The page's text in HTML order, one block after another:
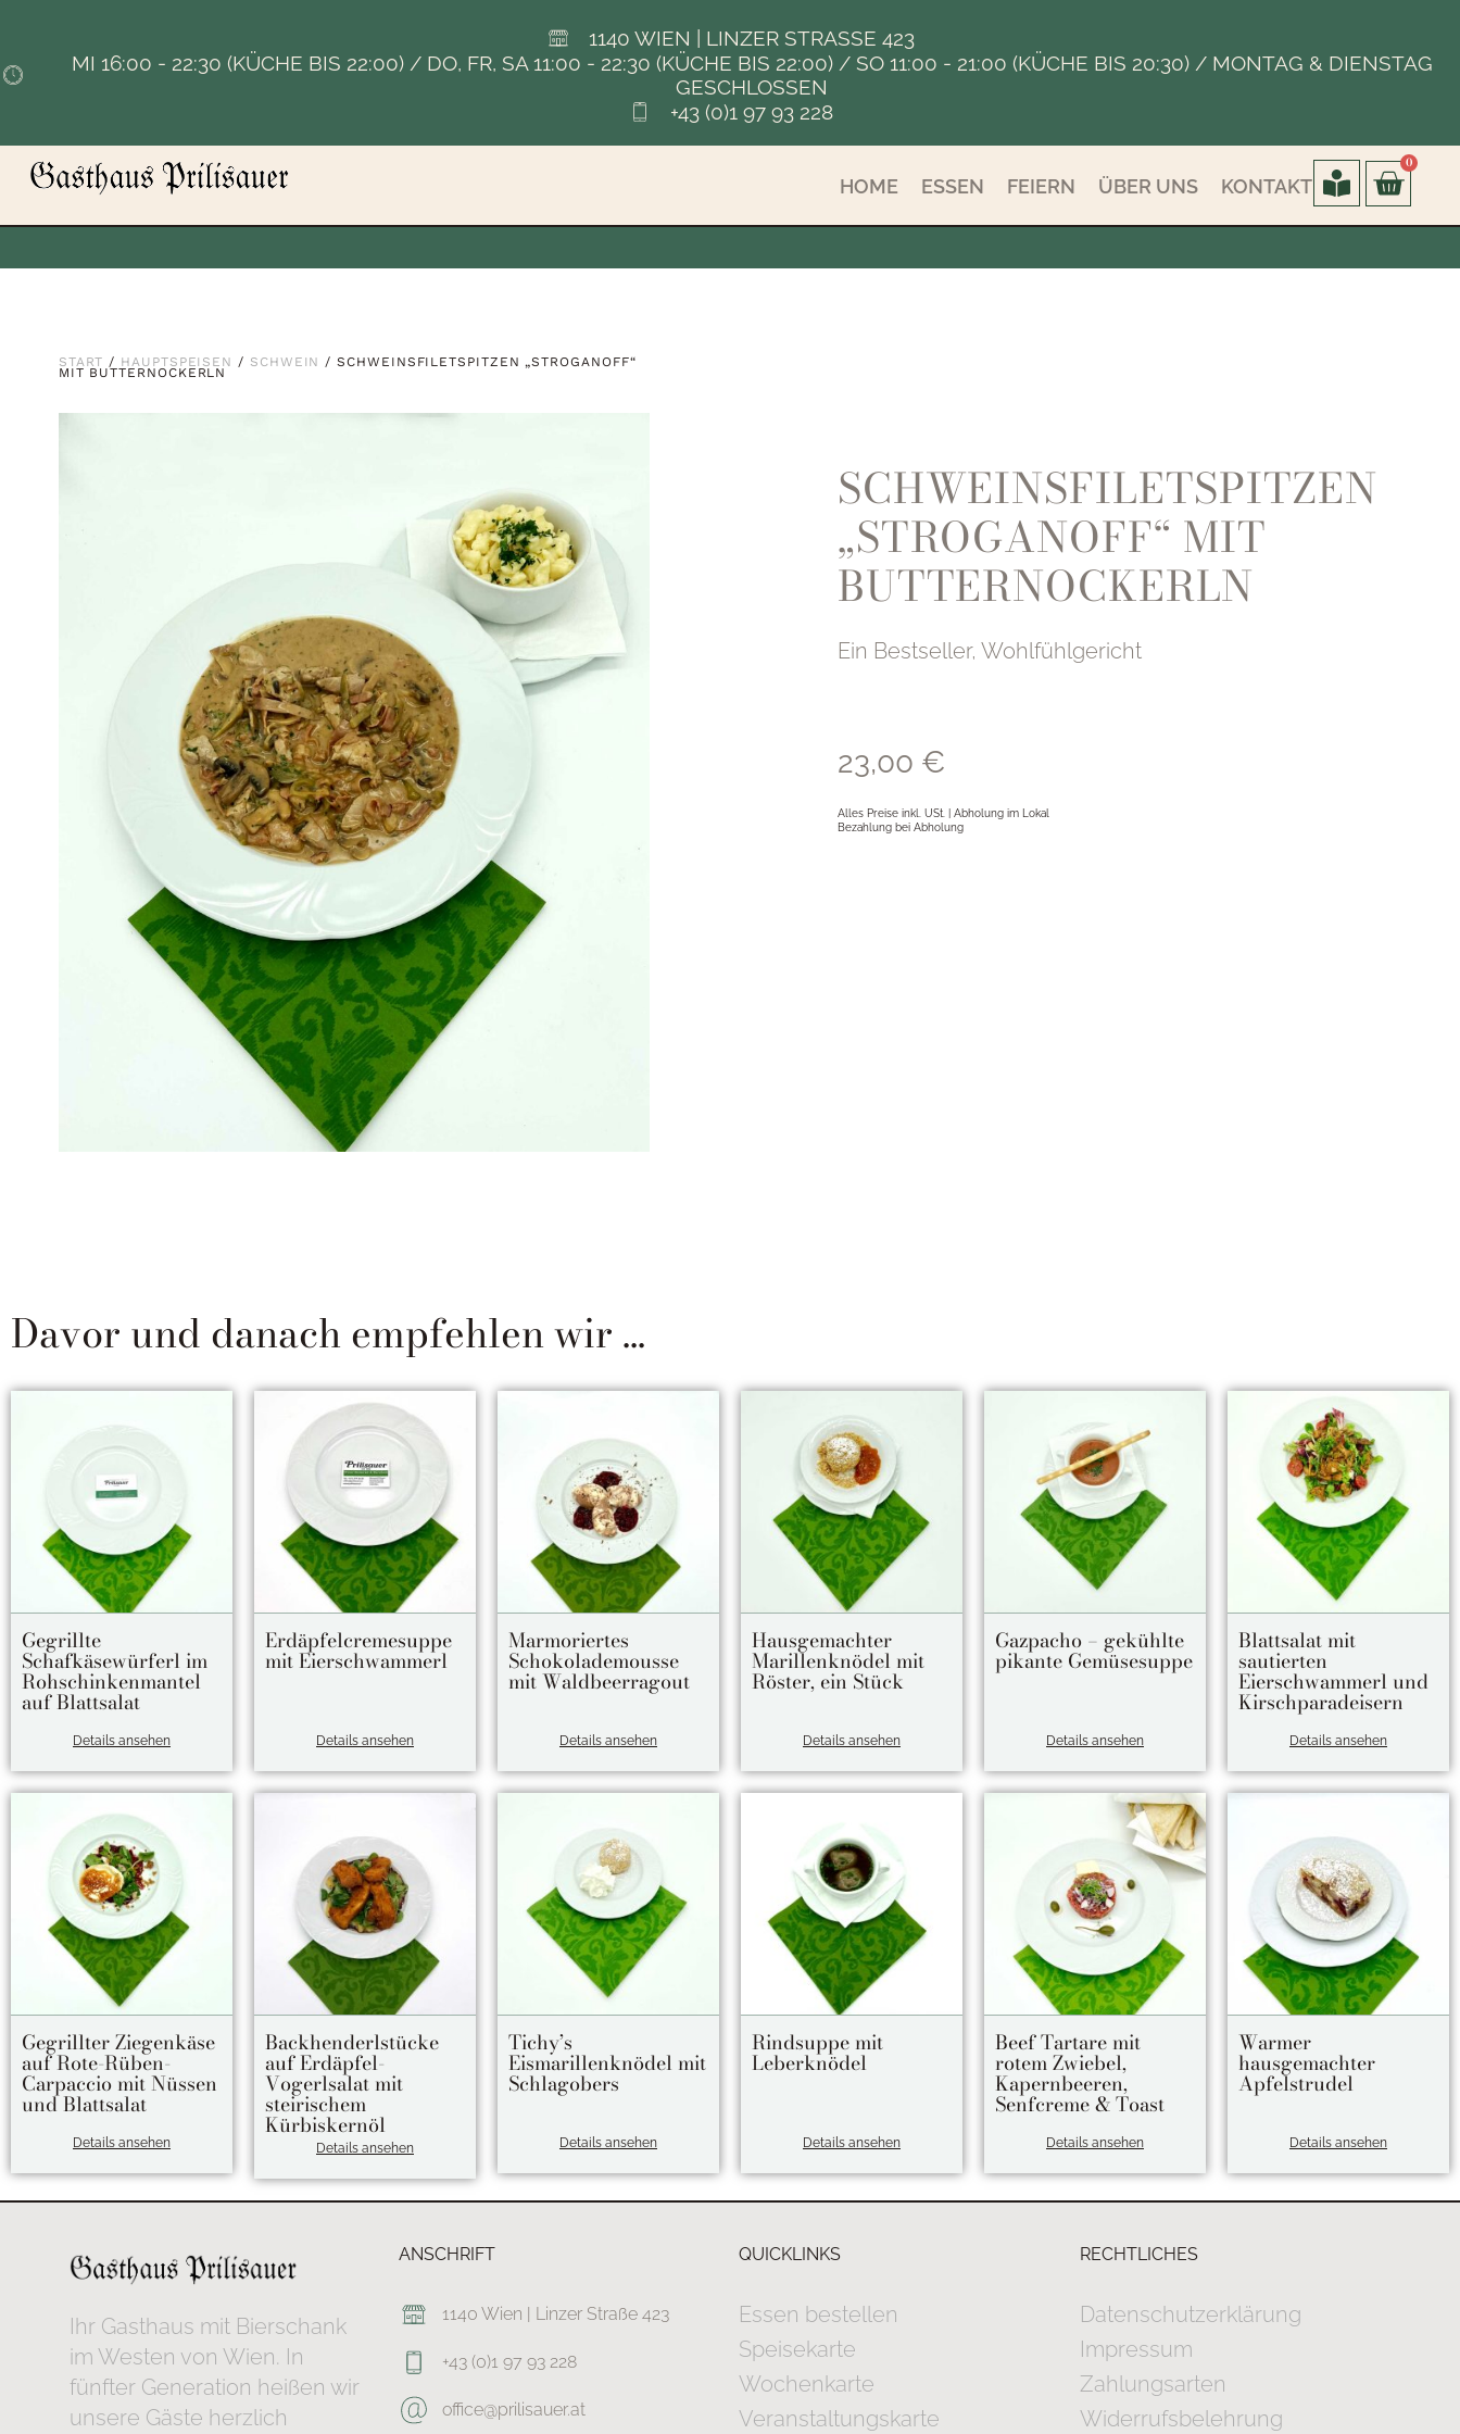
1140 WIEN | LINZER STRASSE 423
MI 16:00 - 22:30 (KÜCHE BIS 22:00) / DO, FR, SA 11:00 - 22:30 (KÜCHE BIS 22:00) / SO 11:00 - 21:00 (KÜCHE BIS 20:30) / MONTAG & DIENSTAG
GESCHLOSSEN
+43 (0)1 97 93 228
HOME ESSEN FEIERN ÜBER UNS KONTAKT
0
START / HAUPTSPEISEN / SCHWEIN / SCHWEINSFILETSPITZEN „STROGANOFF“
MIT BUTTERNOCKERLN
SCHWEINSFILETSPITZEN
„STROGANOFF“ MIT
BUTTERNOCKERLN
Ein Bestseller, Wohlfühlgericht
23,00 €
Alles Preise inkl. USt. | Abholung im Lokal
Bezahlung bei Abholung
Davor und danach empfehlen wir ...
Gegrillte
Schafkäsewürferl im
Rohschinkenmantel
auf Blattsalat
Details ansehen
Erdäpfelcremesuppe
mit Eierschwammerl
Details ansehen
Marmoriertes
Schokolademousse
mit Waldbeerragout
Details ansehen
Hausgemachter
Marillenknödel mit
Röster, ein Stück
Details ansehen
Gazpacho – gekühlte
pikante Gemüsesuppe
Details ansehen
Blattsalat mit
sautierten
Eierschwammerl und
Kirschparadeisern
Details ansehen
Gegrillter Ziegenkäse
auf Rote-Rüben-
Carpaccio mit Nüssen
und Blattsalat
Details ansehen
Backhenderlstücke
auf Erdäpfel-
Vogerlsalat mit
steirischem
Kürbiskernöl
Details ansehen
Tichy’s
Eismarillenknödel mit
Schlagobers
Details ansehen
Rindsuppe mit
Leberknödel
Details ansehen
Beef Tartare mit
rotem Zwiebel,
Kapernbeeren,
Senfcreme & Toast
Details ansehen
Warmer
hausgemachter
Apfelstrudel
Details ansehen
Ihr Gasthaus mit Bierschank
im Westen von Wien. In
fünfter Generation heißen wir
unsere Gäste herzlich
ANSCHRIFT
1140 Wien | Linzer Straße 423
+43 (0)1 97 93 228
office@prilisauer.at
QUICKLINKS
Essen bestellen
Speisekarte
Wochenkarte
Veranstaltungskarte
RECHTLICHES
Datenschutzerklärung
Impressum
Zahlungsarten
Widerrufsbelehrung